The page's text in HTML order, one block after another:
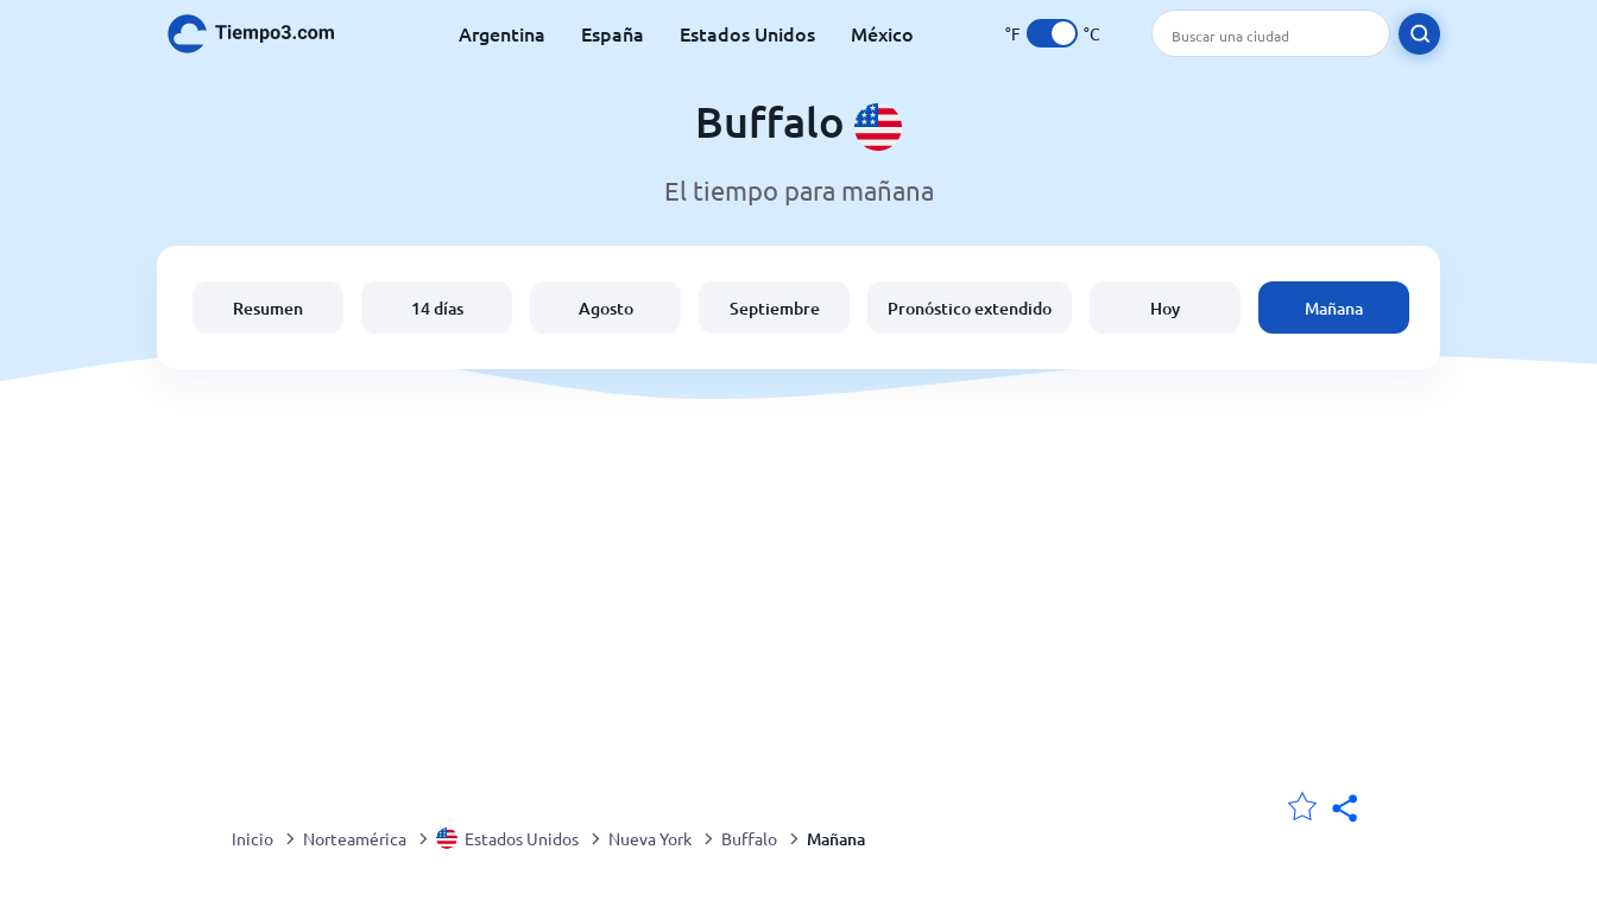
Argentina España Estados Unidos México °F °C
Buffalo
El tiempo para mañana
Resumen 14 días Agosto Septiembre Pronóstico extendido Hoy Mañana
Inicio Norteamérica Estados Unidos Nueva York Buffalo Mañana